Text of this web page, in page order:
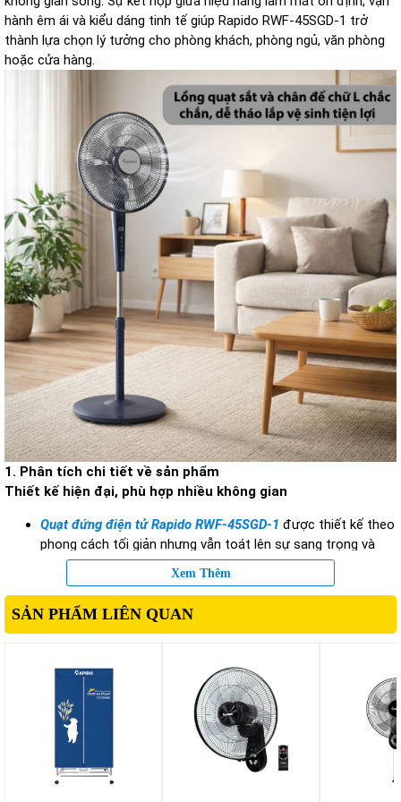
hành êm ái và kiểu dáng tinh tế giúp Rapido RWF-45SGD-1 trở
thành lựa chọn lý tưởng cho phòng khách, phòng ngủ, văn phòng
hoặc cửa hàng.
1. Phân tích chi tiết về sản phẩm
Thiết kế hiện đại, phù hợp nhiều không gian
Quạt đứng điện tử Rapido RWF-45SGD-1 được thiết kế theo
phong cách tối giản nhưng vẫn toát lên sự sang trọng và
hiện đại. Phần thân quạt có kiểu dáng thon gọn giúp tiết
kiệm diện tích, dễ dàng bố trí trong nhiều không gian khác
Lồng quạt được chế tạo chắc chắn với các nan kim loại bền
quạt đứng ổn định khi hoạt động ở tốc độ cao.
Bên cạnh đó, chiều cao của quạt có thể điều chỉnh linh
hoạt, giúp người dùng dễ dàng thay đổi hướng gió theo nhu
cầu sử dụng.
Công suất mạnh mẽ, làm mát nhanh
Xem Thêm
SẢN PHẨM LIÊN QUAN